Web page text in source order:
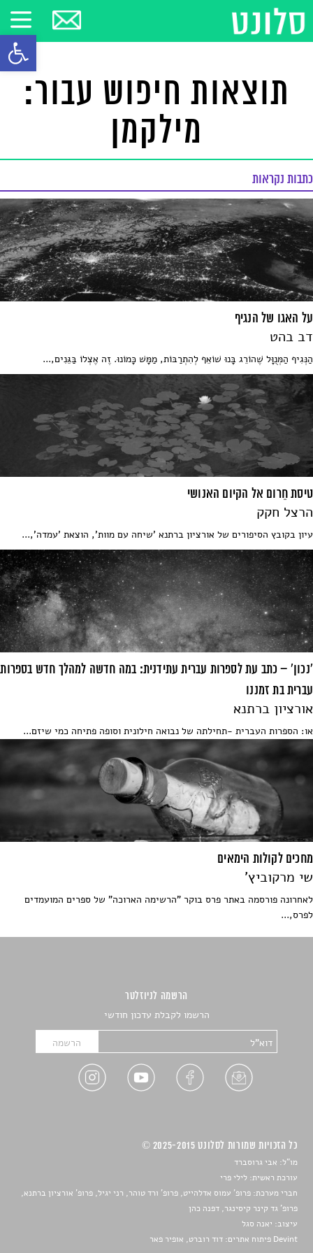
פתח
תוצאות חיפוש עבור:
מילקמן
כתבות נקראות
על האגו של הנגיף
דב בהט
הַנְּגִיף הַמְּנֻוָּל שֶׁהוֹרֵג בָּנוּ שׁוֹאֵף לְהִתְרַבּוֹת, מַמָּשׁ כָּמוֹנוּ. זֶה אֶצְלוֹ בַּגֵּנִים,...
טיסת חֵרום אל הקיום האנושי
הרצל חקק
עיון בקובץ הסיפורים של אורציון ברתנא 'שיחה עם מוות', הוצאת 'עמדה',...
'נכון' – כתב עת לספרות עברית עתידנית: במה חדשה למהלך חדש בספרות
עברית בת זמננו
אורציון ברתנא
או: הספרות העברית -תחילתה של נבואה חילונית וסופה פתיחה כמי שיזם...
מחכים לקולות הימאים
שי מרקוביץ'
לאחרונה פורסמה באתר פרס בוקר "הרשימה הארוכה" של ספרים המועמדים
לפרס,...
הרשמה לניוזלטר
הרשמו לקבלת עדכון חודשי
כל הזכויות שמורות לסלונט 2025-2015 ©
מו"ל: אבי גרוסברד
עורכת ראשית: לילי פרי
חברי מערכת: פרופ' עמוס אדלהייט, פרופ' ורד טוהר, רני יגיל, פרופ' אורציון ברתנא,
פרופ' גד קינר קיסינגר, דפנה כהן
עיצוב: יאנה סגל
Devint פיתוח אתרים: דוד רוברט, אופיר פאר